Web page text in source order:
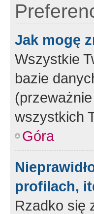
Jak mogę
Wszystkie
bazie
wszystkich
Góra
profilach,
Rzadko się